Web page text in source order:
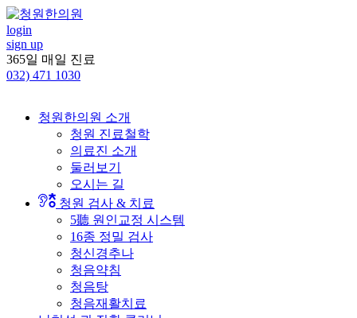
콘
텐
츠
로
건
login
sign up
365일 매일 진료
032) 471 1030
청원한의원 소개
청원 진료철학
의료진 소개
둘러보기
오시는 길
청원 검사 & 치료
5聽 원인교정 시스템
16종 정밀 검사
청신경추나
청음약침
청음탕
청음재활치료